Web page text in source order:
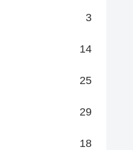
3
14
25
29
18